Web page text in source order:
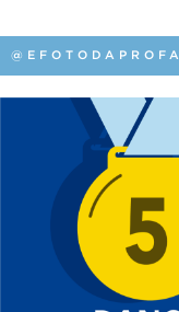
@EFOTODAPROFA